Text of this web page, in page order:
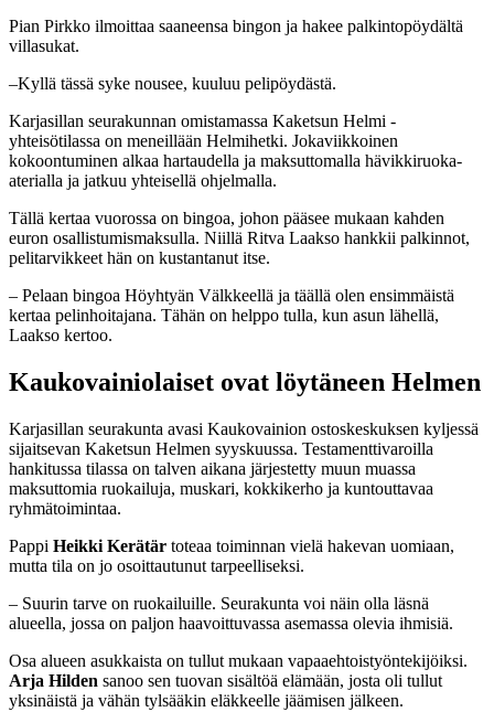
Pian Pirkko ilmoittaa saaneensa bingon ja hakee palkintopöydältä
villasukat.
–Kyllä tässä syke nousee, kuuluu pelipöydästä.
Karjasillan seurakunnan omistamassa Kaketsun Helmi -
yhteisötilassa on meneillään Helmihetki. Jokaviikkoinen
kokoontuminen alkaa hartaudella ja maksuttomalla hävikkiruoka-
aterialla ja jatkuu yhteisellä ohjelmalla.
Tällä kertaa vuorossa on bingoa, johon pääsee mukaan kahden
euron osallistumismaksulla. Niillä Ritva Laakso hankkii palkinnot,
pelitarvikkeet hän on kustantanut itse.
– Pelaan bingoa Höyhtyän Välkkeellä ja täällä olen ensimmäistä
kertaa pelinhoitajana. Tähän on helppo tulla, kun asun lähellä,
Laakso kertoo.
Kaukovainiolaiset ovat löytäneen Helmen
Karjasillan seurakunta avasi Kaukovainion ostoskeskuksen kyljessä
sijaitsevan Kaketsun Helmen syyskuussa. Testamenttivaroilla
hankitussa tilassa on talven aikana järjestetty muun muassa
maksuttomia ruokailuja, muskari, kokkikerho ja kuntouttavaa
ryhmätoimintaa.
Pappi Heikki Kerätär toteaa toiminnan vielä hakevan uomiaan,
mutta tila on jo osoittautunut tarpeelliseksi.
– Suurin tarve on ruokailuille. Seurakunta voi näin olla läsnä
alueella, jossa on paljon haavoittuvassa asemassa olevia ihmisiä.
Osa alueen asukkaista on tullut mukaan vapaaehtoistyöntekijöiksi.
Arja Hilden sanoo sen tuovan sisältöä elämään, josta oli tullut
yksinäistä ja vähän tylsääkin eläkkeelle jäämisen jälkeen.